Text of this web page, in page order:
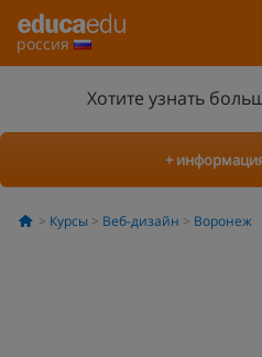
россия
Хотите узнать
+
Курсы Веб-дизайн Воронеж